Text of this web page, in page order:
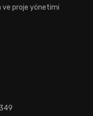
ve proje yönetimi